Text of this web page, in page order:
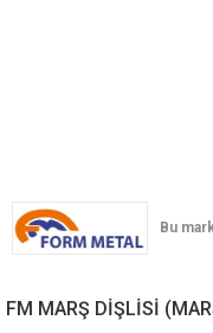
FM MARŞ DİŞLİSİ